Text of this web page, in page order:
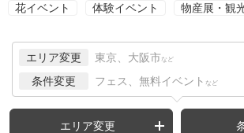
花イベント 体験イベント 物産展・観
エリア変更 東京、大阪市 など
条件変更 フェス、無料イベント など
エリア変更